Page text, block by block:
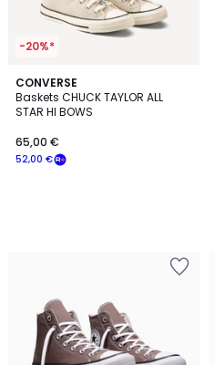
-20%*
CONVERSE
Baskets CHUCK TAYLOR ALL
STAR HI BOWS
52,00 €
65,00 €